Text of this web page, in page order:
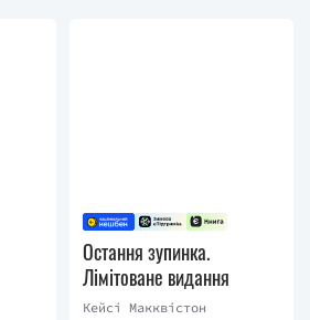
Остання зупинка.
Лімітоване видання
Кейсі Макквістон